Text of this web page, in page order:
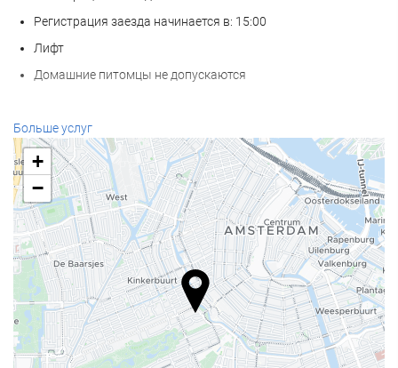
Регистрация заезда начинается в: 15:00
Лифт
Домашние питомцы не допускаются
Круглосуточная стойка регистрации
Камера хранения багажа
Еда и напитки
Ресторан à la carte
Бар
Бизнес-услуги
Больше услуг
+
−